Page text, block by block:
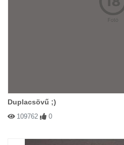
Duplacsövű ;)
109762 0